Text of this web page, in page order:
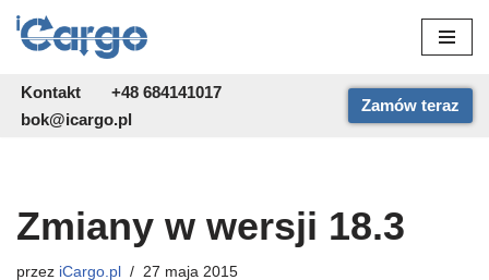
do
treści
Kontakt
+48 684141017
bok@icargo.pl
Zamów teraz
Zmiany w wersji 18.3
przez iCargo.pl 27 maja 2015